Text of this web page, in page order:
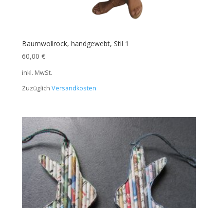
Baumwollrock, handgewebt, Stil 1
60,00 €
inkl. MwSt.
Zuzüglich Versandkosten